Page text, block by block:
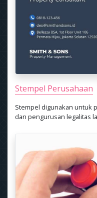
Stempel Perusahaan
Stempel digunakan untuk
dan pengurusan legalitas